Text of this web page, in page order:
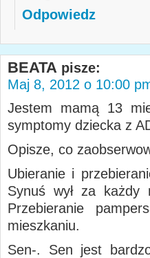
Odpowiedz
BEATA pisze:
Maj 8, 2012 o 10:00
Jestem mamą 13
symptomy dziecka z
Opisze, co
Ubieranie i
Synuś wył za każdy
Przebieranie
mieszkaniu.
Sen-. Sen jest